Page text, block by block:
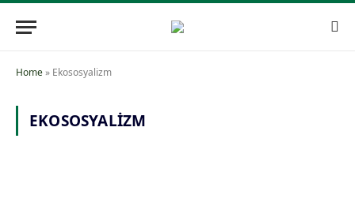
Home» Ekososyalizm
EKOSOSYALIZM